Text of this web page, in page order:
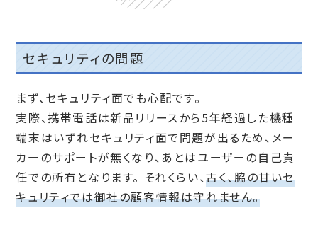
セキュリティの問題
まず、セキュリティ面でも心配です。
実際、携帯電話は新品リリースから5年経過した機種
端末はいずれセキュリティ面で問題が出るため、メー
カーのサポートが無くなり、あとはユーザーの自己責
任での所有となります。 それくらい、古く、脇の甘いセ
キュリティでは御社の顧客情報は守れません。